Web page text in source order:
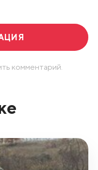
комментарий.